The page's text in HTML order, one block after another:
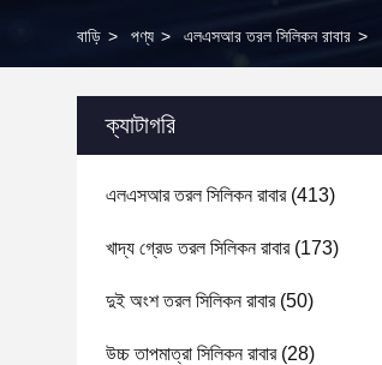
বাড়ি > পণ্য > এলএসআর তরল সিলিকন রাবার >
ক্যাটাগরি
এলএসআর তরল সিলিকন রাবার(413)
খাদ্য গ্রেড তরল সিলিকন রাবার(173)
দুই অংশ তরল সিলিকন রাবার(50)
উচ্চ তাপমাত্রা সিলিকন রাবার(28)